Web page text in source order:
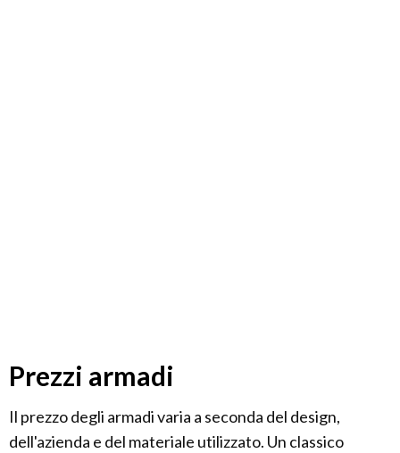
Prezzi armadi
Il prezzo degli armadi varia a seconda del design,
dell'azienda e del materiale utilizzato. Un classico